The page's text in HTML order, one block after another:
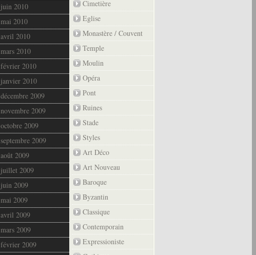
juin 2010
mai 2010
avril 2010
mars 2010
février 2010
janvier 2010
décembre 2009
novembre 2009
octobre 2009
septembre 2009
août 2009
juillet 2009
juin 2009
mai 2009
avril 2009
mars 2009
février 2009
Cimetière
Eglise
Monastère / Couvent
Temple
Moulin
Opéra
Pont
Ruines
Stade
Styles
Art Déco
Art Nouveau
Baroque
Byzantin
Classique
Contemporain
Expressioniste